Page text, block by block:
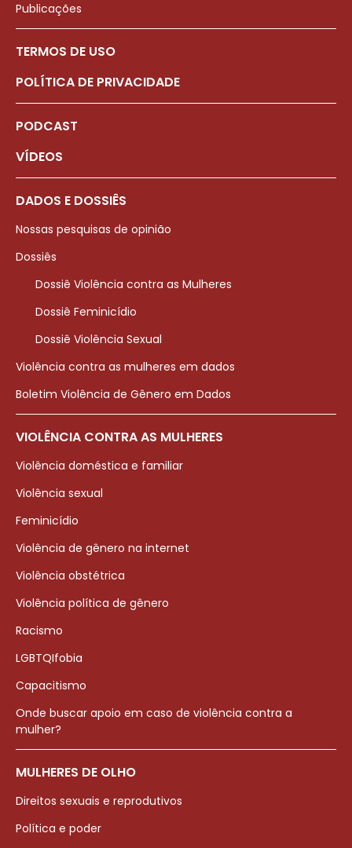
Publicações
TERMOS DE USO
POLÍTICA DE PRIVACIDADE
PODCAST
VÍDEOS
DADOS E DOSSIÊS
Nossas pesquisas de opinião
Dossiês
Dossiê Violência contra as Mulheres
Dossiê Feminicídio
Dossiê Violência Sexual
Violência contra as mulheres em dados
Boletim Violência de Gênero em Dados
VIOLÊNCIA CONTRA AS MULHERES
Violência doméstica e familiar
Violência sexual
Feminicídio
Violência de gênero na internet
Violência obstétrica
Violência política de gênero
Racismo
LGBTQIfobia
Capacitismo
Onde buscar apoio em caso de violência contra a
mulher?
MULHERES DE OLHO
Direitos sexuais e reprodutivos
Política e poder